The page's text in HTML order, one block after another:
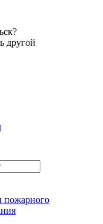
другой
пожарного